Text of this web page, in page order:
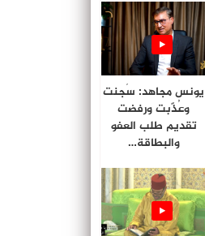
يونس مجاهد: سُجنت
وعُذّبت ورفضت
تقديم طلب العفو
والبطاقة…